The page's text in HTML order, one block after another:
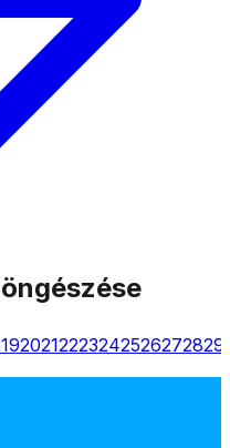
1920212223242526272829